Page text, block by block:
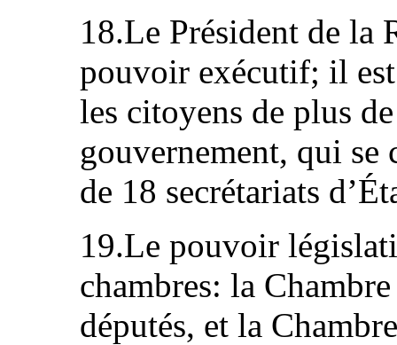
18.Le Président de la
pouvoir exécutif; il
les citoyens de plus
gouvernement, qui se
de 18 secrétariats
19.Le pouvoir
chambres: la
députés, et la